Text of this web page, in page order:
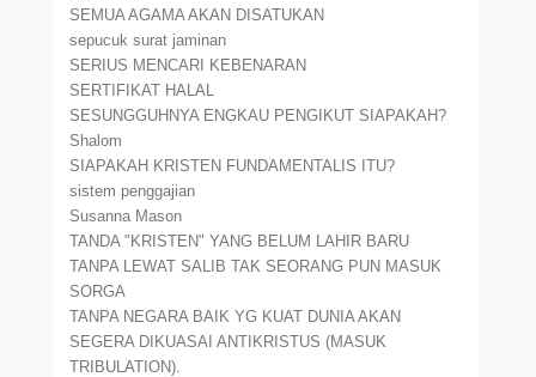
SEMUA AGAMA AKAN DISATUKAN
sepucuk surat jaminan
SERIUS MENCARI KEBENARAN
SERTIFIKAT HALAL
SESUNGGUHNYA ENGKAU PENGIKUT SIAPAKAH?
Shalom
SIAPAKAH KRISTEN FUNDAMENTALIS ITU?
sistem penggajian
Susanna Mason
TANDA "KRISTEN" YANG BELUM LAHIR BARU
TANPA LEWAT SALIB TAK SEORANG PUN MASUK
SORGA
TANPA NEGARA BAIK YG KUAT DUNIA AKAN
SEGERA DIKUASAI ANTIKRISTUS (MASUK
TRIBULATION).